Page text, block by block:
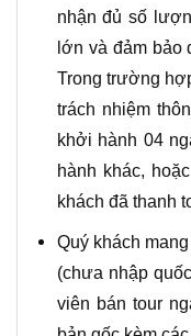
nhận đủ số
lớn và đảm bảo
Trong trường
trách nhiệm
khởi hành 04
hành khác,
khách đã thanh
Quý khách
(chưa nhập
viên bán tour